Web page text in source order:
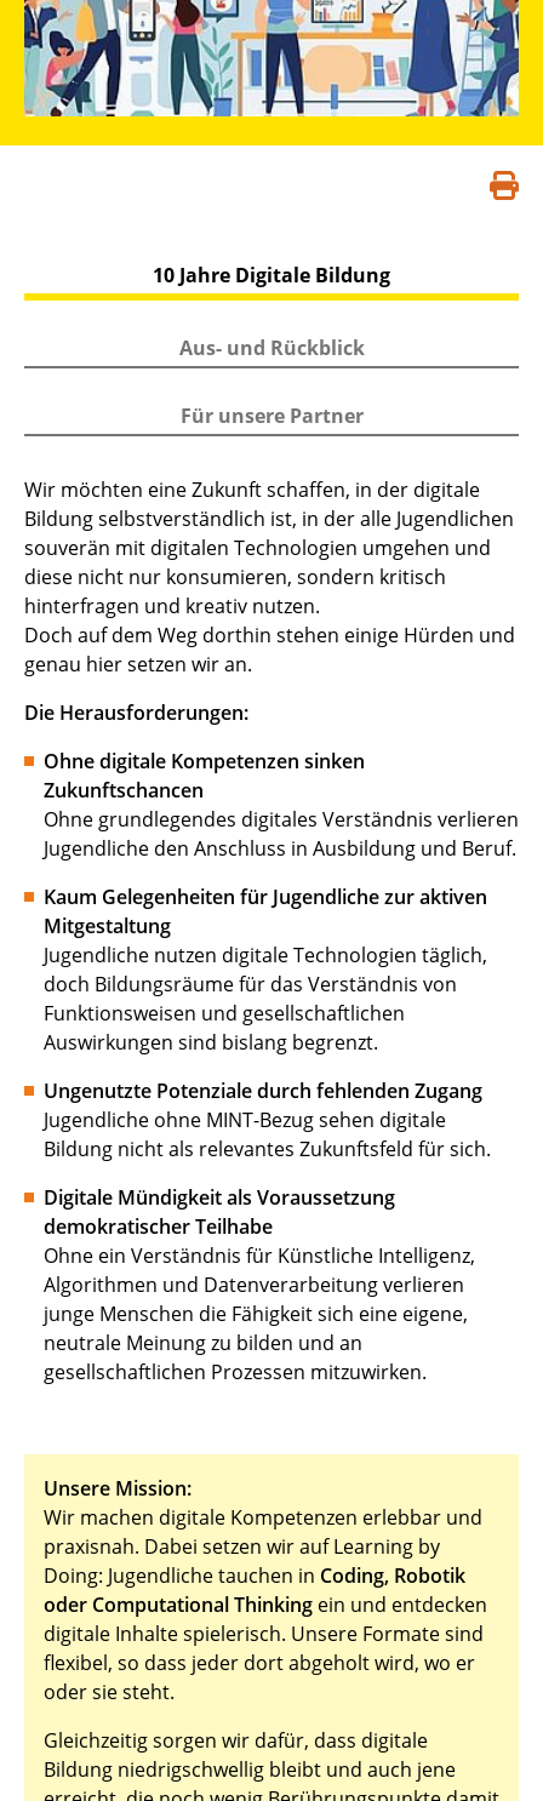
10 Jahre Digitale Bildung
Aus- und Rückblick
Für unsere Partner
Wir möchten eine Zukunft schaffen, in der digitale
Bildung selbstverständlich ist, in der alle Jugendlichen
souverän mit digitalen Technologien umgehen und
diese nicht nur konsumieren, sondern kritisch
hinterfragen und kreativ nutzen.
Doch auf dem Weg dorthin stehen einige Hürden und
genau hier setzen wir an.
Die Herausforderungen:
Ohne digitale Kompetenzen sinken
Zukunftschancen
Ohne grundlegendes digitales Verständnis verlieren
Jugendliche den Anschluss in Ausbildung und Beruf.
Kaum Gelegenheiten für Jugendliche zur aktiven
Mitgestaltung
Jugendliche nutzen digitale Technologien täglich,
doch Bildungsräume für das Verständnis von
Funktionsweisen und gesellschaftlichen
Auswirkungen sind bislang begrenzt.
Ungenutzte Potenziale durch fehlenden Zugang
Jugendliche ohne MINT-Bezug sehen digitale
Bildung nicht als relevantes Zukunftsfeld für sich.
Digitale Mündigkeit als Voraussetzung
demokratischer Teilhabe
Ohne ein Verständnis für Künstliche Intelligenz,
Algorithmen und Datenverarbeitung verlieren
junge Menschen die Fähigkeit sich eine eigene,
neutrale Meinung zu bilden und an
gesellschaftlichen Prozessen mitzuwirken.
Unsere Mission:
Wir machen digitale Kompetenzen erlebbar und
praxisnah. Dabei setzen wir auf Learning by
Doing: Jugendliche tauchen in Coding, Robotik
oder Computational Thinking ein und entdecken
digitale Inhalte spielerisch. Unsere Formate sind
flexibel, so dass jeder dort abgeholt wird, wo er
oder sie steht.
Gleichzeitig sorgen wir dafür, dass digitale
Bildung niedrigschwellig bleibt und auch jene